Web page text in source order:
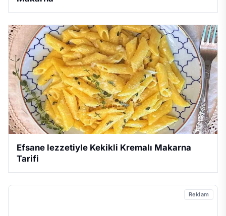
Efsane lezzetiyle Kekikli Kremalı Makarna
Tarifi
Reklam